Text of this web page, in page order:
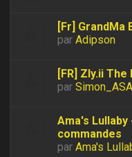
[Fr] GrandMa
par Adipson
[FR] Zly.ii
par Simon_ASA
Ama's
commandes
par Ama's